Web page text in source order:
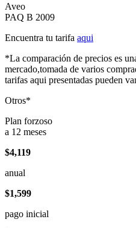
Aveo
PAQ B 2009
Encuentra tu tarifa aqui
*La comparación de precios es
mercado,tomada de varios
tarifas aqui presentadas pueden
Otros*
Plan forzoso
a 12 meses
$4,119
anual
$1,599
pago inicial